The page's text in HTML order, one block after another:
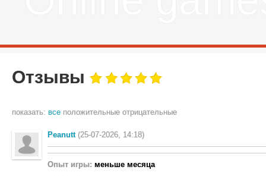
Отзывы
показать: все положительные отрицательные
Peanutt (25-07-2026, 14:18)
Опыт игры: меньше месяца